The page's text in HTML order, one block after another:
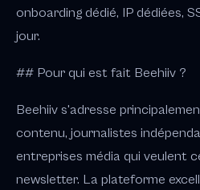
onboarding dédié, IP dédiées,
jour.
## Pour qui est fait Beehiiv ?
Beehiiv s'adresse
contenu, journalistes
entreprises média qui veulent
newsletter. La plateforme